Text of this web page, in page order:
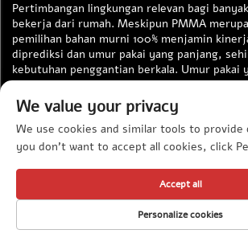
Pertimbangan lingkungan relevan bagi
bekerja dari rumah. Meskipun PMMA
pemilihan bahan murni 100% menjamin
diprediksi dan umur pakai yang panjang,
kebutuhan penggantian berkala. Umur pakai
berarti konsumsi sumber daya yang lebih
waktu lama. Selain itu, sifat ringan panel ini
penggunaan energi selama transportasi
kaca yang lebih berat.
Kontrol kualitas menjadi fondasi merek JIN
diperiksa secara ketat untuk memastikan
dan ketebalan yang tepat. Hasilnya adalah
mendukung proyek profesional, karya
We value your privacy
We use cookies and similar tools to
you don't want to accept all cookies, click
Personalize cookies
Accept all